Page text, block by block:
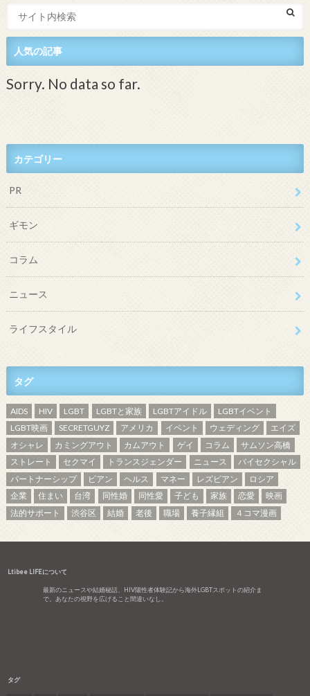
人気の記事
Sorry. No data so far.
カテゴリー
PR
ギモン
コラム
ニュース
ライフスタイル
タグ
AIDS HIV LGBT LGBTと家族 LGBTアイドル
LGBTイベント
LGBT映画
SECRETGUYZ アメリカ イベント ウェディング
エイズ
オシャレ
カミングアウト カムアウト ゲイ コラム
サムソン高橋
ストレート
セクマイ トランスジェンダー ニュース
バイセクシャル
パートナーシップ
ビアン ヘルス マネー レズビアン
ロシア
企業
住まい 台湾 同性婚 同性愛 子ども 家族 恋愛
映画
法的サポート
渋谷区 結婚 老後 職場 養子縁組 ４コマ漫画
Ltibee LIFEについて
最新のニュースや結婚秘話、HIV陽性者体験記から海外LGBTスポットの紹介ま
で。あなたの視野を広げること間違いなし。
タグ